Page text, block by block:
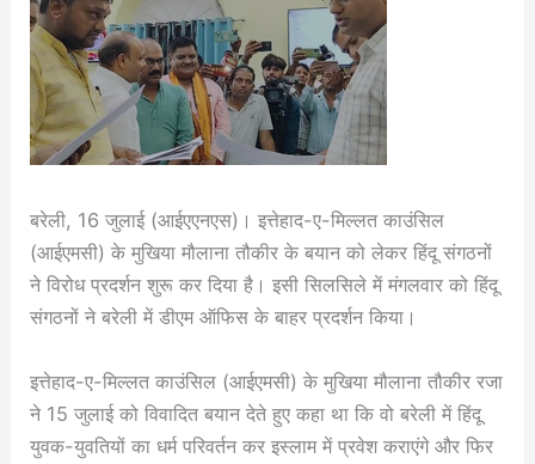
बरेली, 16 जुलाई (आईएएनएस)। इत्तेहाद-ए-मिल्लत काउंसिल
(आईएमसी) के मुखिया मौलाना तौकीर के बयान को लेकर हिंदू संगठनों
ने विरोध प्रदर्शन शुरू कर दिया है। इसी सिलसिले में मंगलवार को हिंदू
संगठनों ने बरेली में डीएम ऑफिस के बाहर प्रदर्शन किया।
इत्तेहाद-ए-मिल्लत काउंसिल (आईएमसी) के मुखिया मौलाना तौकीर रजा
ने 15 जुलाई को विवादित बयान देते हुए कहा था कि वो बरेली में हिंदू
युवक-युवतियों का धर्म परिवर्तन कर इस्लाम में प्रवेश कराएंगे और फिर